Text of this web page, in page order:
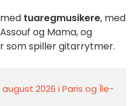
med tuaregmusikere, med
og Mama, og
som spiller gitarrytmer.
2026 i Paris og Île-